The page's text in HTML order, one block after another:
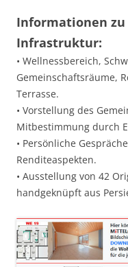
Informationen
Infrastruktur:
• Wellnessbereich,
Gemeinschaftsräume,
Terrasse.
• Vorstellung des
Mitbestimmung durch
• Persönliche
Renditeaspekten.
• Ausstellung von 42
handgeknüpft aus